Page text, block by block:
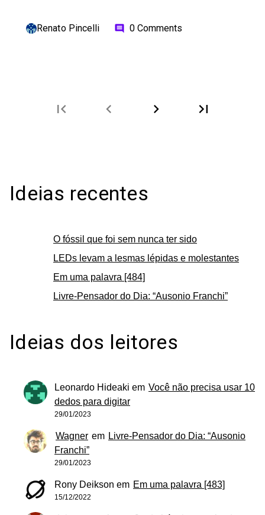
Renato Pincelli comment 0 Comments
first_page chevron_left chevron_right last_page
Ideias recentes
O fóssil que foi sem nunca ter sido
LEDs levam a lesmas lépidas e molestantes
Em uma palavra [484]
Livre-Pensador do Dia: “Ausonio Franchi”
Ideias dos leitores
Leonardo Hideaki em Você não precisa usar 10
dedos para digitar
29/01/2023
Wagner em Livre-Pensador do Dia: “Ausonio
Franchi”
29/01/2023
Rony Deikson em Em uma palavra [483]
15/12/2022